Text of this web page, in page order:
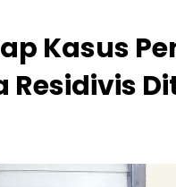
Kasus
Residivis